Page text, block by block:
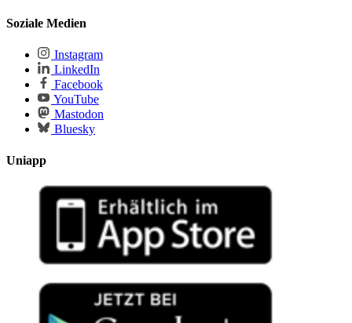
Soziale Medien
Instagram
LinkedIn
Facebook
YouTube
Mastodon
Bluesky
Uniapp